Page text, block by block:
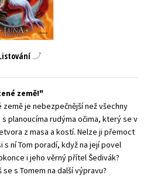
literatura
tituly
země!
je nebezpečnější než všechny
planoucíma rudýma očima, který se v
z masa a kostí. Nelze ji přemoct
s ní Tom poradí, když na její povel
i jeho věrný přítel Šedivák?
s Tomem na další výpravu?